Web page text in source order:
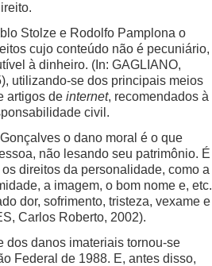
Stolze e Rodolfo Pamplona o
cujo conteúdo não é pecuniário,
à dinheiro. (In: GAGLIANO,
utilizando-se dos principais meios
artigos de internet, recomendados à
civil.
o dano moral é o que
não lesando seu patrimônio. É
direitos da personalidade, como a
a imagem, o bom nome e, etc.
dor, sofrimento, tristeza, vexame e
Carlos Roberto, 2002).
dos danos imateriais tornou-se
Federal de 1988. E, antes disso,